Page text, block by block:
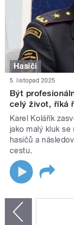
Hasiči
5. listopad 2025
Být
celý život, říká
Karel Kolářík
jako malý kluk
hasičů a
cestu.